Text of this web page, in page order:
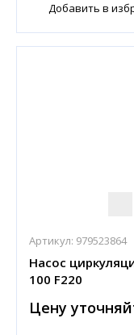
Добавить в
Артикул: 979523864
Насос
100 F220
Цену